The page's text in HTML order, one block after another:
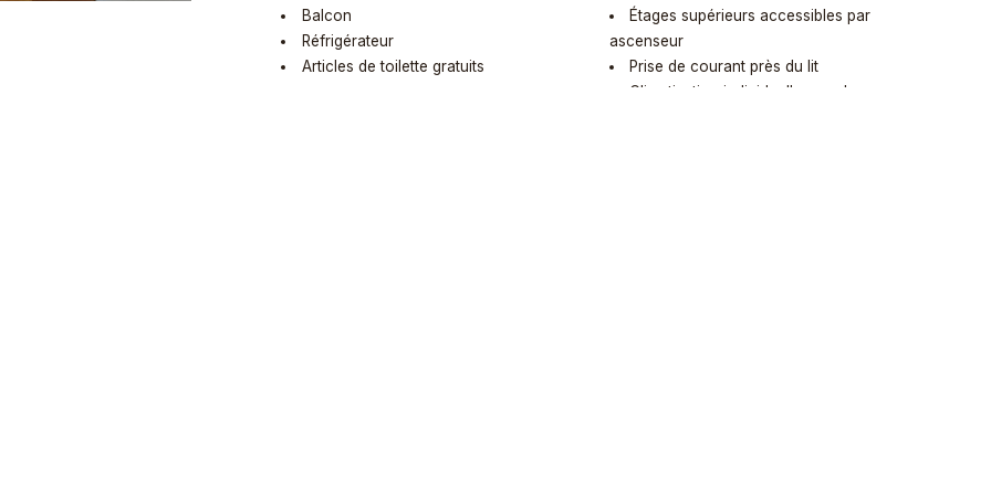
Balcon
Réfrigérateur
Articles de toilette gratuits
Étages supérieurs accessibles par
ascenseur
Prise de courant près du lit
Climatisation individuelle pour les